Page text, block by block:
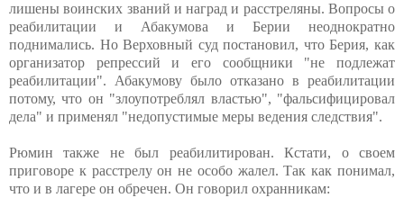
лишены воинских званий и наград и расстреляны. Вопросы о
реабилитации и Абакумова и Берии неоднократно
поднимались. Но Верховный суд постановил, что Берия, как
организатор репрессий и его сообщники "не подлежат
реабилитации". Абакумову было отказано в реабилитации
потому, что он "злоупотреблял властью", "фальсифицировал
дела" и применял "недопустимые меры ведения следствия".
Рюмин также не был реабилитирован. Кстати, о своем
приговоре к расстрелу он не особо жалел. Так как понимал,
что и в лагере он обречен. Он говорил охранникам: